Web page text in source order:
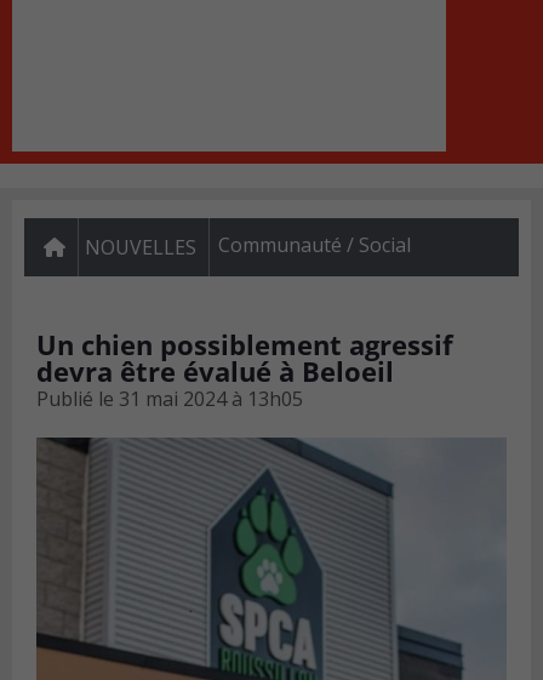
NOUVELLES Communauté / Social
Un chien possiblement agressif
devra être évalué à Beloeil
Publié le 31 mai 2024 à 13h05